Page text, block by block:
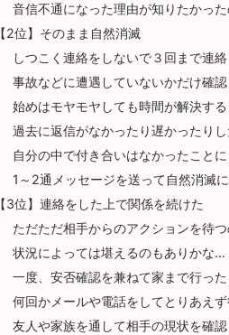
音信不通になった理由が知りたかっ
【2位】そのまま自然消滅
しつこく連絡をしないで３回まで連
事故などに遭遇していないかだけ確認
始めはモヤモヤしても時間が解決する
過去に返信がなかったり遅かったり
自分の中で付き合いはなかったことに
1～2通メッセージを送って自然消滅に
【3位】連絡をした上で関係を続けた
ただただ相手からのアクションを待
状況によっては堪えるのもありかな…
一度、安否確認を兼ねて家まで行った
何回かメールや電話をしてとりあえ
友人や家族を通して相手の現状を確認